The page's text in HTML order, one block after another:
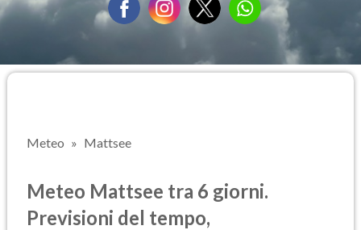
Meteo Mattsee
Meteo Mattsee tra 6 giorni.
Previsioni del tempo,